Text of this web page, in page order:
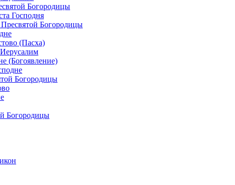
Богородицы
Господня
Богородицы
(Пасха)
(Богоявление)
Богородицы
Богородицы